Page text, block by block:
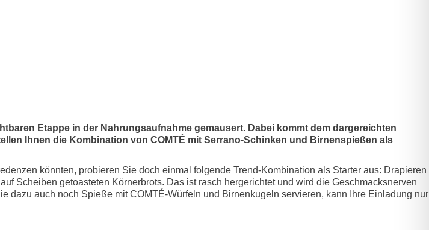
Etappe in der Nahrungsaufnahme gemausert. Dabei kommt dem dargereichten
Ihnen die Kombination von COMTÉ mit Serrano-Schinken und Birnenspießen als
könnten, probieren Sie doch einmal folgende Trend-Kombination als Starter aus: Drapieren
Scheiben getoasteten Körnerbrots. Das ist rasch hergerichtet und wird die Geschmacksnerven
dazu auch noch Spieße mit COMTÉ-Würfeln und Birnenkugeln servieren, kann Ihre Einladung nur